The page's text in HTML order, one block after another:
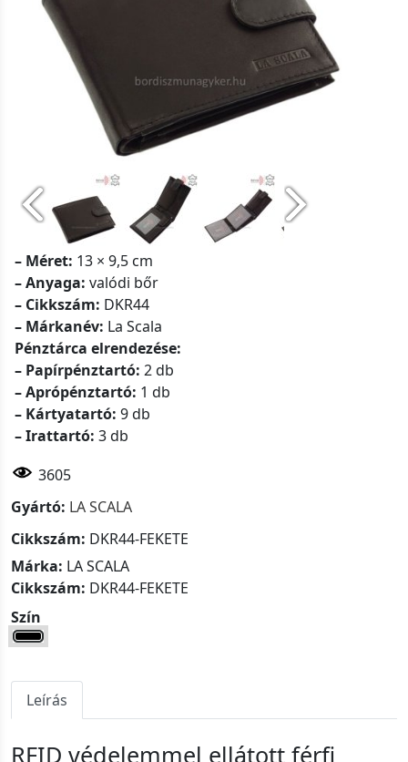
– Méret: 13 × 9,5 cm
– Anyaga: valódi bőr
– Cikkszám: DKR44
– Márkanév: La Scala
Pénztárca elrendezése:
– Papírpénztartó: 2 db
– Aprópénztartó: 1 db
– Kártyatartó: 9 db
– Irattartó: 3 db
3605
Gyártó: LA SCALA
Cikkszám: DKR44-FEKETE
Márka: LA SCALA
Cikkszám: DKR44-FEKETE
Szín
Leírás
RFID védelemmel ellátott férfi